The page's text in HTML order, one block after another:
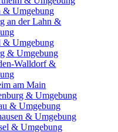
& Umgebung
an der Lahn &
& Umgebung
& Umgebung
Walldorf &
am Main
& Umgebung
& Umgebung
& Umgebung
& Umgebung